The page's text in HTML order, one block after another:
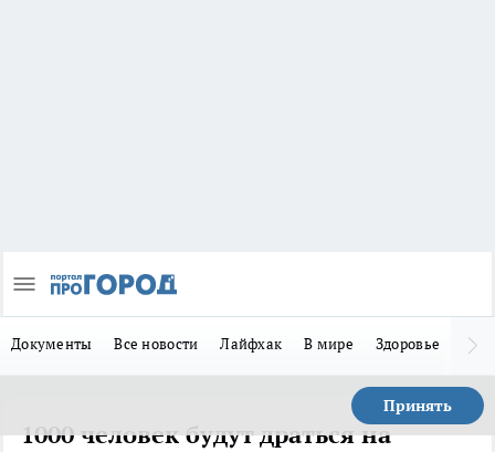
Документы Все новости Лайфхак В мире Здоровье
Принять
1000 человек будут драться на